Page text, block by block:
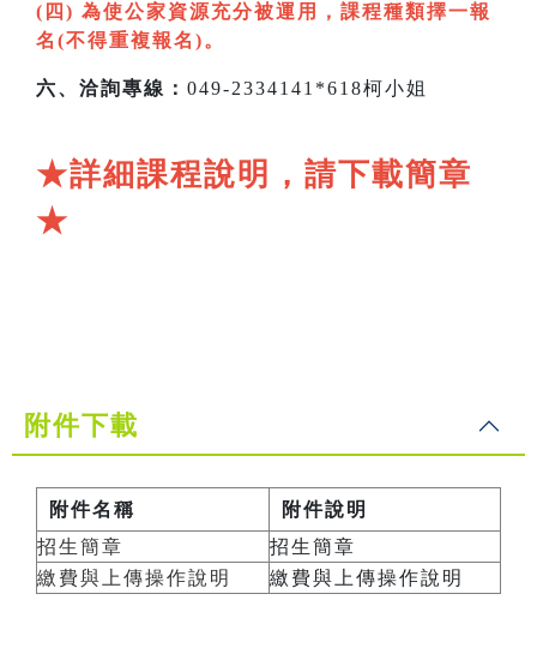
(四) 為使公家資源充分被運用，課程種類擇一報
名(不得重複報名)。
六、洽詢專線： 049-2334141*618柯小姐
★詳細課程說明，請下載簡章
★
附件下載
附件名稱
附件說明
招生簡章
招生簡章
繳費與上傳操作說明
繳費與上傳操作說明